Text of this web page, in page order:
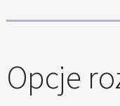
Opcje